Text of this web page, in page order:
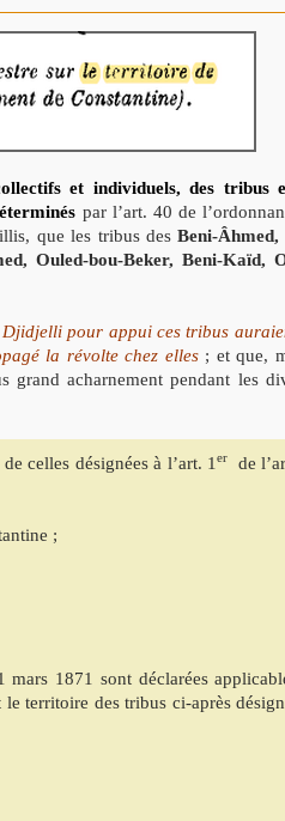
et individuels, des tribus
par l’art. 40 de
que les tribus desBeni-Âhmed,
Ouled-bou-Beker, Beni-Kaïd,
pour appui ces tribus
la révolte chez elles ; et que,
grand acharnement pendant les
celles désignées à l’art. 1 erde
;
1871 sont déclarées
territoire des tribus ci-après